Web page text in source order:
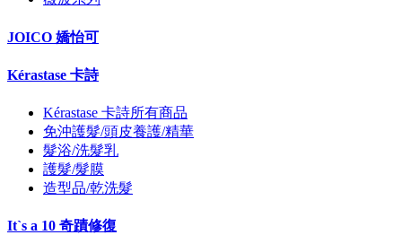
JOICO 嬌怡可
Kérastase 卡詩
Kérastase 卡詩所有商品
免沖護髮/頭皮養護/精華
髮浴/洗髮乳
護髮/髮膜
造型品/乾洗髮
It`s a 10 奇蹟修復